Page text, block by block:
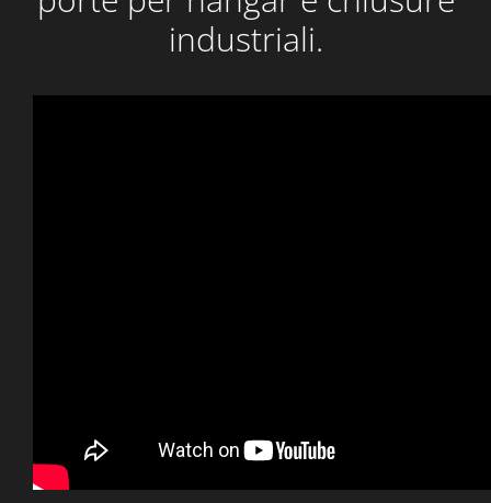
industriali.